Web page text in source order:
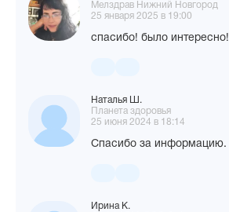
Мелздрав Нижний Новгород
25 января 2025 в 19:00
спасибо! было интересно!
Наталья Ш.
Планета здоровья
25 июня 2024 в 18:14
Спасибо за информацию.
Ирина К.